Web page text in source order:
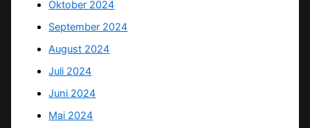
Oktober 2024
September 2024
August 2024
Juli 2024
Juni 2024
Mai 2024